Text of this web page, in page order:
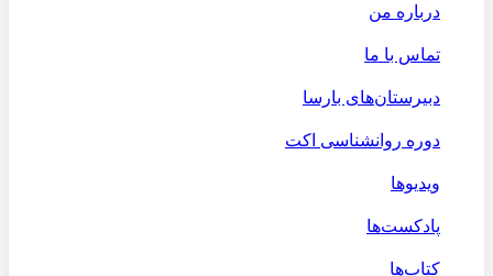
درباره من
تماس با ما
دبیرستان‌های بارسا
دوره روانشناسی اکت
ویدیوها
پادکست‌ها
کتاب‌ها